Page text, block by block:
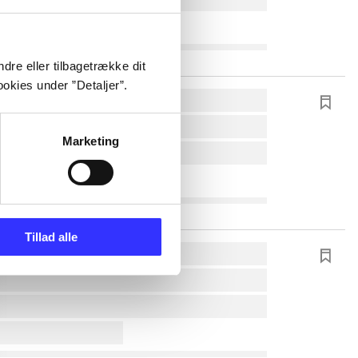
eller tilbagetrække dit
under ”Detaljer”.
Marketing
Tillad alle